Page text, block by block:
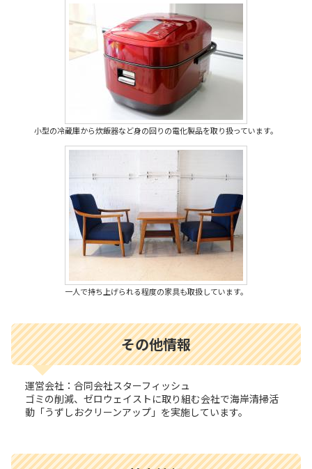
小型の冷蔵庫から炊飯器など身の回りの電化製品を取り扱っています。
一人で持ち上げられる程度の家具も取扱しています。
その他情報
運営会社：合同会社スターフィッシュ
ゴミの削減、ゼロウェイストに取り組む会社で海岸清掃活
動「うずしおクリーンアップ」を実施しています。